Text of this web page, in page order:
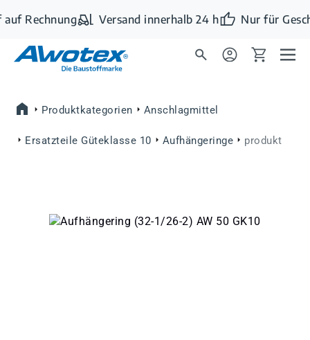
Zum Hauptinhalt springen
Rechnung Versand innerhalb 24 h Nur für
Produktkategorien Anschlagmittel
Ersatzteile Güteklasse 10 Aufhängeringe produkt
Bildergalerie überspringen